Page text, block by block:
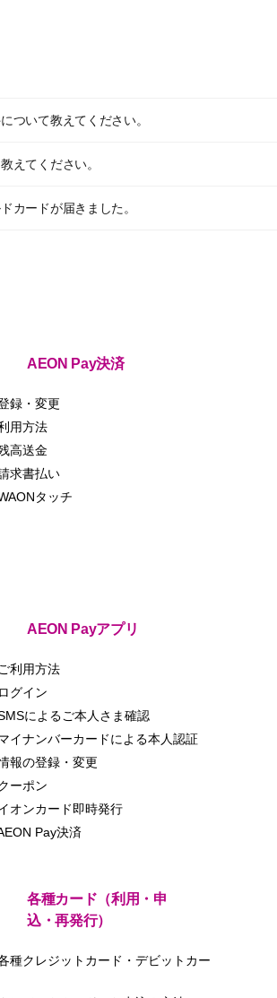
ついて教えてください。
えてください。
カードが届きました。
AEON Pay決済
録・変更
用方法
高送金
求書払い
タッチ
AEON Payアプリ
ご利用方法
ログイン
によるご本人さま確認
イナンバーカードによる本人認証
報の登録・変更
ーポン
オンカード即時発行
Pay決済
各種カード（利用・申
込・再発行）
種クレジットカード・デビットカー